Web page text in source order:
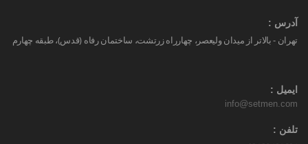
آدرس :
تهران - بالاتر از میدان ولیعصر، چهارراه زرتشت، ساختمان رفاه (قدس)، طبقه چهارم
ایمیل :
info@setmen.com
تلفن :